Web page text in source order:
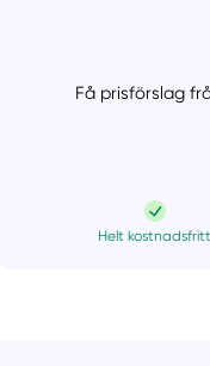
Få prisförslag
Helt kostnadsfritt